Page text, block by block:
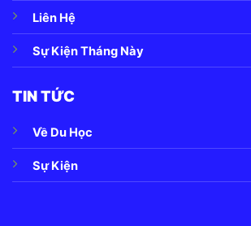
Liên Hệ
Sự Kiện Tháng Này
TIN TỨC
Về Du Học
Sự Kiện